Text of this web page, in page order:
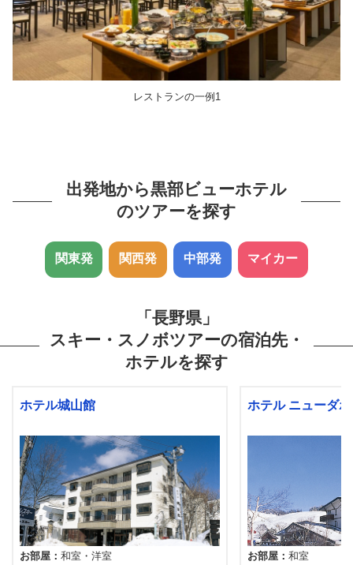
レストランの一例1
出発地から黒部ビューホテル
のツアーを探す
関東発 関西発 中部発 マイカー
「長野県」
スキー・スノボツアーの宿泊先・
ホテルを探す
ホテル城山館
お部屋 和室
洋室
ホテル ニューダ
お部屋
和室